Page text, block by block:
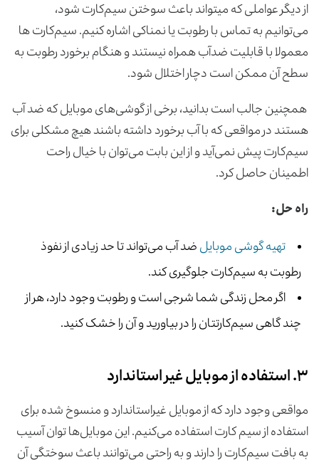
از دیگر عواملی که میتواند باعث سوختن سیم‌کارت شود،
می‌توانیم به تماس با رطوبت یا نمناکی اشاره کنیم. سیم‌کارت ها
معمولا با قابلیت ضدآب همراه نیستند و هنگام برخورد رطوبت به
سطح آن ممکن است دچار اختلال شود.
همچنین جالب است بدانید، برخی از گوشی‌های موبایل که ضد آب
هستند در مواقعی که با آب برخورد داشته باشند هیچ مشکلی برای
سیم‌کارت پیش نمی‌آید و از این بابت می‌توان با خیال راحت
اطمینان حاصل کرد.
راه حل:
تهیه گوشی موبایلضد آب می‌تواند تا حد زیادی از نفوذ
رطوبت به سیم‌کارت جلوگیری کند.
اگر محل زندگی شما شرجی است و رطوبت وجود دارد، هر از
چند گاهی سیم‌کارتتان را در بیاورید و آن‌ را خشک کنید.
۳. استفاده از موبایل غیر استاندارد
مواقعی وجود دارد که از موبایل غیراستاندارد و منسوخ شده برای
استفاده از سیم کارت استفاده می‌کنیم. این موبایل‌ها توان آسیب
به بافت سیم‌کارت را دارند و به راحتی می‌توانند باعث سوختگی آن